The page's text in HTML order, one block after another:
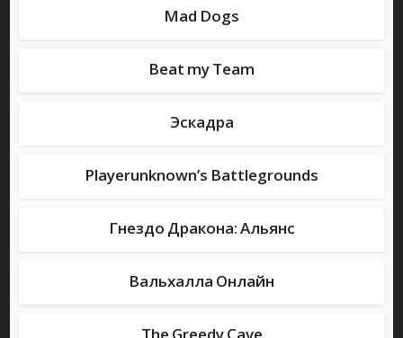
великим событиям и грандиозным войнам в Англии времен
короля Артура
BRAIN / OUT – многопользовательский 2D шутер с большим
выбором оружия и разнообразием тактических приемов
Mad Dogs – браузерная пошаговая тактика, повествующая о
суровых буднях нью-йоркских преступников
Mad Dogs
позволяет собрать команду своей мечты и провести ее сквозь
череду побед и поражений к чемпионскому титулу
Beat my Team
Эскадра – браузерная морская стратегия с десятками видов
кораблей, гибкой системой прокачки и масштабными баталиям
Эскадра
Высаживаемся на необитаемый остров и начинаем борьбу за
существование до последнего патрона
Playerunknown’s Battlegrounds
элементами MMORPG, которая предлагает игрокам строить и
Гнездо Дракона: Альянс
Вальхалла Онлайн